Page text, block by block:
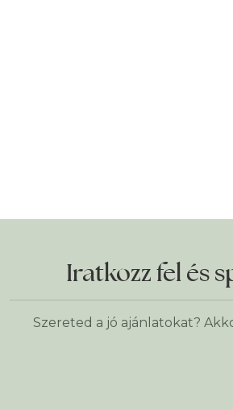
Iratkozz fel és
Szereted a jó ajánlatokat?